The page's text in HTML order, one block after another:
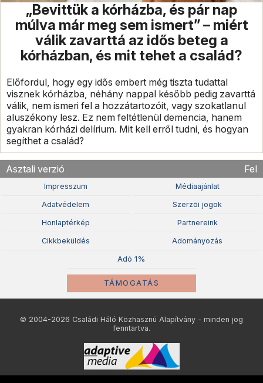
„Bevittük a kórházba, és pár nap
múlva már meg sem ismert” – miért
válik zavarttá az idős beteg a
kórházban, és mit tehet a család?
Előfordul, hogy egy idős embert még tiszta tudattal
visznek kórházba, néhány nappal később pedig zavarttá
válik, nem ismeri fel a hozzátartozóit, vagy szokatlanul
aluszékony lesz. Ez nem feltétlenül demencia, hanem
gyakran kórházi delírium. Mit kell erről tudni, és hogyan
segíthet a család?
Asztali verzió Fel
Impresszum Médiaajánlat
Adatvédelem Szerzõi jogok
Honlaptérkép Partnereink
Cikkbeküldés Adományozás
Adó 1%
TÁMOGATÁS
© 2004-2026 Családi Háló Közhasznú Alapítvány - minden jog
fenntartva.